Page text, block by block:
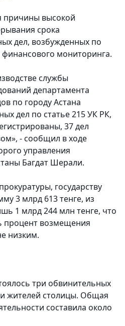
причины высокой
срока
дел, возбужденных по
мониторинга.
службы
департамента
по городу Астана
дел по статье 215 УК РК,
37 дел
- сообщил в ходе
управления
Багдат Шерали.
государству
3 млрд 613 тенге, из
1 млрд 244 млн тенге, что
процент возмещения
низким.
три обвинительных
жителей столицы. Общая
составила около